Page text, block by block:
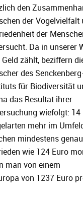
den
der Vogelvielfalt
der
Da in unserer
Geld zählt, beziffern
des
für Biodiversität
das Resultat ihrer
wiefolgt: 14
mehr im
mindestens
wie 124 Euro
man von einem
von 1237 Euro